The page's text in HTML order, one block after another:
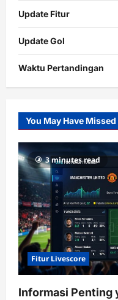
Update Fitur
Update Gol
Waktu Pertandingan
Slot
Gacor
RTP
terupdate
You May Have Missed
3 minutes read
Fitur Livescore
Informasi Penting